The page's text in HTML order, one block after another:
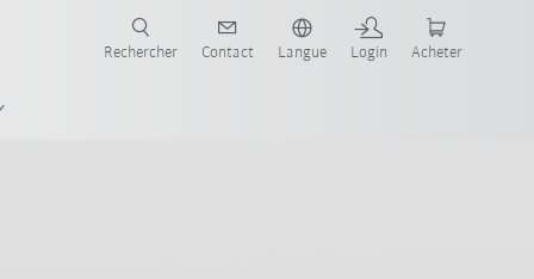
Rechercher Contact Langue Login Acheter